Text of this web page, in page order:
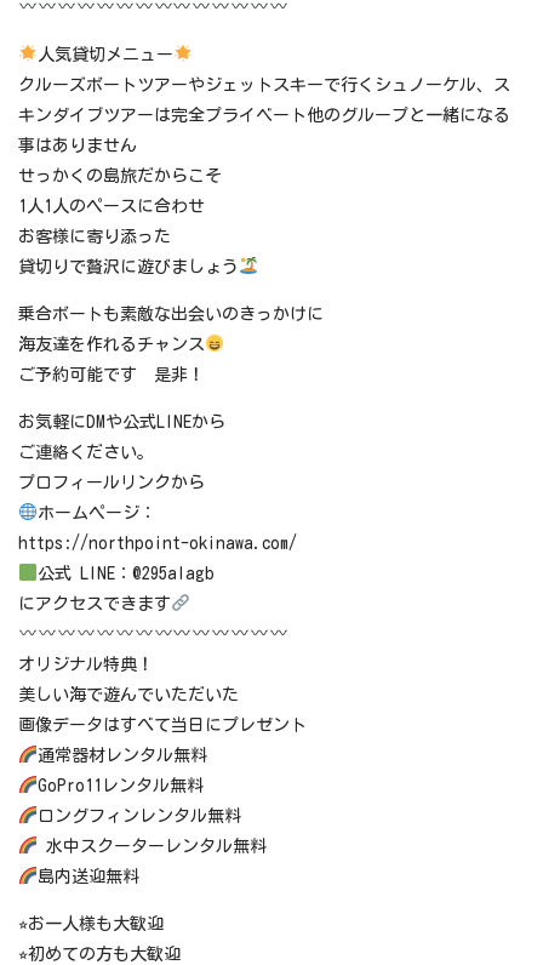
人気貸切メニュー
クルーズボートツアーやジェットスキーで行くシュノーケル、ス
キンダイブツアーは完全プライベート他のグループと一緒になる
事はありません
せっかくの島旅だからこそ
1人1人のペースに合わせ
お客様に寄り添った
貸切りで贅沢に遊びましょう
乗合ボートも素敵な出会いのきっかけに
海友達を作れるチャンス
ご予約可能です 是非！
お気軽にDMや公式LINEから
ご連絡ください。
プロフィールリンクから
ホームページ：
https://northpoint-okinawa.com/
公式 LINE：@295alagb
にアクセスできます
オリジナル特典！
美しい海で遊んでいただいた
画像データはすべて当日にプレゼント
通常器材レンタル無料
GoPro11レンタル無料
ロングフィンレンタル無料
水中スクーターレンタル無料
島内送迎無料
⭐︎お一人様も大歓迎
⭐︎初めての方も大歓迎